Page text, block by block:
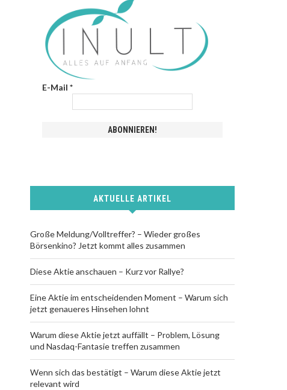
E-Mail *
AKTUELLE ARTIKEL
Große Meldung/Volltreffer? – Wieder großes
Börsenkino? Jetzt kommt alles zusammen
Diese Aktie anschauen – Kurz vor Rallye?
Eine Aktie im entscheidenden Moment – Warum sich
jetzt genaueres Hinsehen lohnt
Warum diese Aktie jetzt auffällt – Problem, Lösung
und Nasdaq-Fantasie treffen zusammen
Wenn sich das bestätigt – Warum diese Aktie jetzt
relevant wird